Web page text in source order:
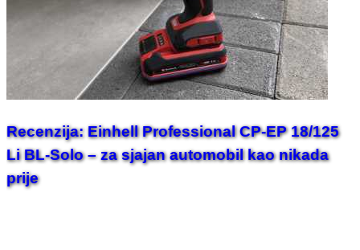
Recenzija: Einhell Professional CP-EP 18/125
Li BL-Solo – za sjajan automobil kao nikada
prije